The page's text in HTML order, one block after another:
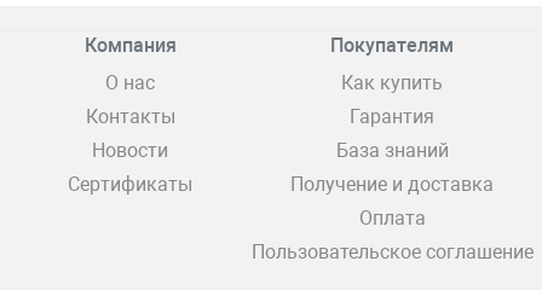
Компания
О нас
Контакты
Новости
Сертификаты
Покупателям
Как купить
Гарантия
База знаний
Получение и доставка
Оплата
Пользовательское соглашение